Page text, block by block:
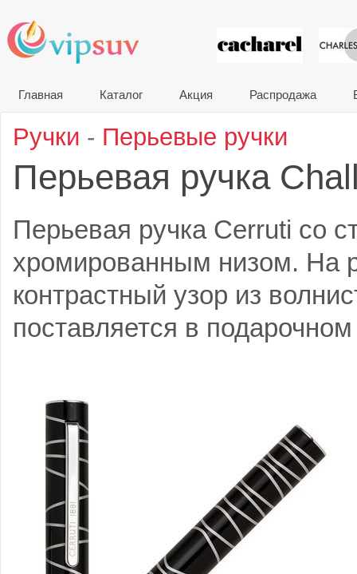
VIP
Главная Каталог Акция Распродажа
Ручки - Перьевые ручки
Перьевая ручка
Перьевая ручка Cerruti со
хромированным низом. На
контрастный узор из
поставляется в